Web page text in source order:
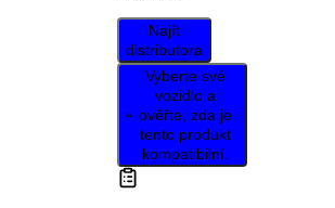
Najít
distributora
Vyberte své
vozidlo a
ověřte, zda je
tento produkt
kompatibilní.